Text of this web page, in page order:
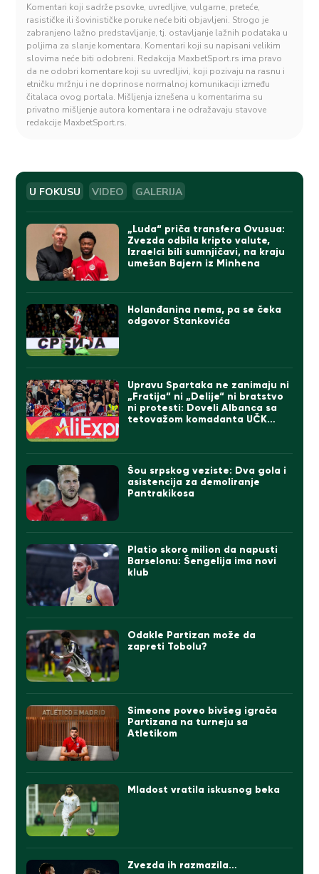
Komentari koji sadrže psovke, uvredljive, vulgarne, preteće,
rasističke ili šovinističke poruke neće biti objavljeni. Strogo je
zabranjeno lažno predstavljanje, tj. ostavljanje lažnih podataka u
poljima za slanje komentara. Komentari koji su napisani velikim
slovima neće biti odobreni. Redakcija MaxbetSport.rs ima pravo
da ne odobri komentare koji su uvredljivi, koji pozivaju na rasnu i
etničku mržnju i ne doprinose normalnoj komunikaciji između
čitalaca ovog portala. Mišljenja iznešena u komentarima su
privatno mišljenje autora komentara i ne odražavaju stavove
redakcije MaxbetSport.rs.
U FOKUSU VIDEO GALERIJA
„Luda“ priča transfera Ovusua:
Zvezda odbila kripto valute,
Izraelci bili sumnjičavi, na kraju
umešan Bajern iz Minhena
Holanđanina nema, pa se čeka
odgovor Stankovića
Upravu Spartaka ne zanimaju ni
„Fratija“ ni „Delije“ ni bratstvo
ni protesti: Doveli Albanca sa
tetovažom komadanta UČK
Šou srpskog veziste: Dva gola i
asistencija za demoliranje
Pantrakikosa
Platio skoro milion da napusti
Barselonu: Šengelija ima novi
klub
Odakle Partizan može da
zapreti Tobolu?
Simeone poveo bivšeg igrača
Partizana na turneju sa
Atletikom
Mladost vratila iskusnog beka
Zvezda ih razmazila…